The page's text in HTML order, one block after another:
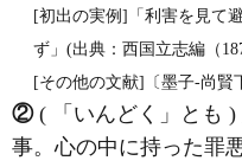
[初出の実例]「利害を見て
ず」(出典：西国立志編（
[その他の文献]〔墨子‐尚賢
②( 「いんどく」とも )
事。心の中に持った罪悪